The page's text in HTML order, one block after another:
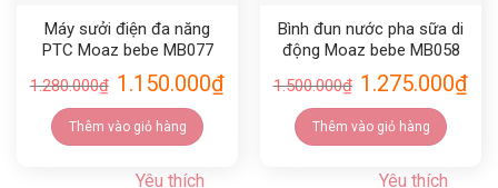
Máy sưởi điện đa năng
PTC Moaz bebe MB077
1.280.000₫ 1.150.000₫
Thêm vào giỏ hàng
Yêu thích
Bình đun nước pha sữa di
động Moaz bebe MB058
1.500.000₫ 1.275.000₫
Thêm vào giỏ hàng
Yêu thích